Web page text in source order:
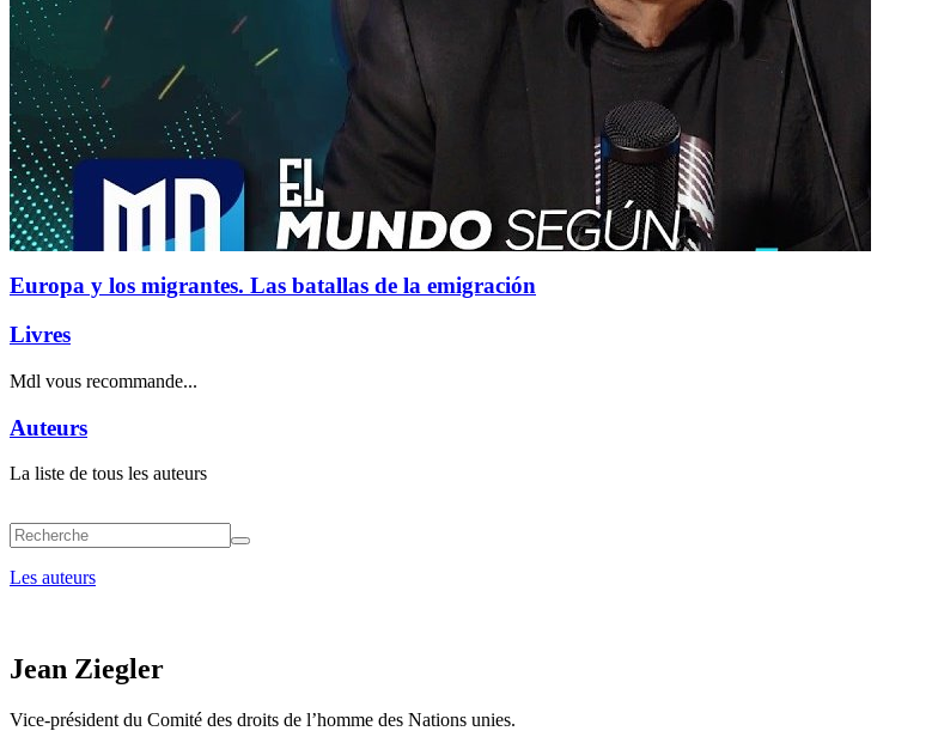
Europa y los migrantes. Las batallas de la emigración
Livres
Mdl vous recommande...
Auteurs
La liste de tous les auteurs
Les auteurs
Jean Ziegler
Vice-président du Comité des droits de l’homme des Nations unies.